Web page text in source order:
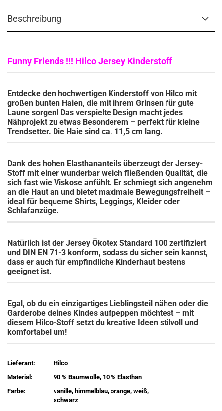
Beschreibung
Funny Friends !!! Hilco Jersey Kinderstoff
Entdecke den hochwertigen Kinderstoff von Hilco mit
großen bunten Haien, die mit ihrem Grinsen für gute
Laune sorgen! Das verspielte Design macht jedes
Nähprojekt zu etwas Besonderem – perfekt für kleine
Trendsetter. Die Haie sind ca. 11,5 cm lang.
Dank des hohen Elasthananteils überzeugt der Jersey-
Stoff mit einer wunderbar weich fließenden Qualität, die
sich fast wie Viskose anfühlt. Er schmiegt sich angenehm
an die Haut an und bietet maximale Bewegungsfreiheit –
ideal für bequeme Shirts, Leggings, Kleider oder
Schlafanzüge.
Natürlich ist der Jersey Ökotex Standard 100 zertifiziert
und DIN EN 71-3 konform, sodass du sicher sein kannst,
dass er auch für empfindliche Kinderhaut bestens
geeignet ist.
Egal, ob du ein einzigartiges Lieblingsteil nähen oder die
Garderobe deines Kindes aufpeppen möchtest – mit
diesem Hilco-Stoff setzt du kreative Ideen stilvoll und
komfortabel um!
Lieferant:
Hilco
Material:
90 % Baumwolle, 10 % Elasthan
Farbe:
vanille, himmelblau, orange, weiß,
schwarz